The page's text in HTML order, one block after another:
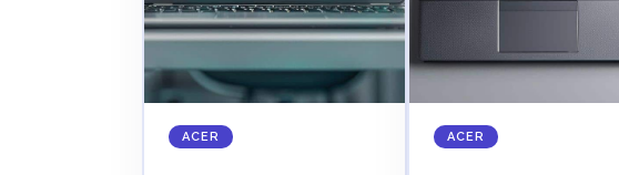
ACER ACER